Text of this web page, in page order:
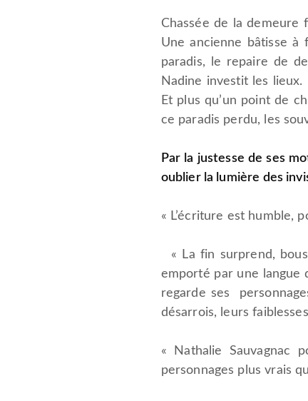
Chassée de la demeure
Une ancienne bâtisse
paradis, le repaire de
Nadine investit les
Et plus qu’un point de
ce paradis perdu, les
Par la justesse de ses
oublier la lumière des
« L’écriture est humble,
« La fin surprend,
emporté par une langue
regarde ses
désarrois, leurs
« Nathalie Sauvagnac
personnages plus vrais